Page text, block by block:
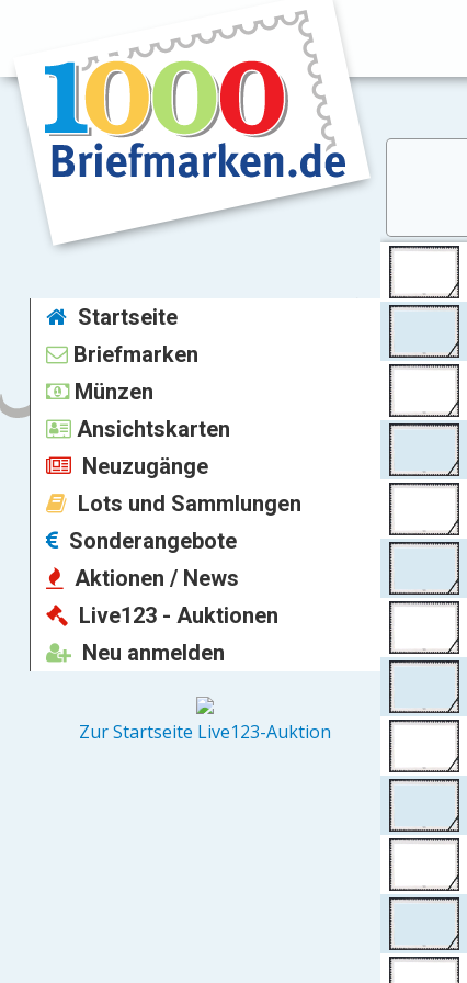
Startseite
Briefmarken
Münzen
Ansichtskarten
Neuzugänge
Lots und Sammlungen
Sonderangebote
Aktionen / News
Live123 - Auktionen
Neu anmelden
Zur Startseite Live123-Auktion